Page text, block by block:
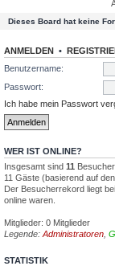
Dieses Board hat keine
ANMELDEN •
Benutzername:
Passwort:
Ich habe mein Passwort
WER IST ONLINE?
Insgesamt sind 11
11 Gäste (basierend auf
Der Besucherrekord liegt bei
online waren.
Mitglieder: 0 Mitglieder
Legende: Administratoren
STATISTIK